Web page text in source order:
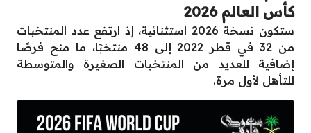
كأس العالم 2026
ستكون نسخة 2026 استثنائية، إذ ارتفع عدد المنتخبات
من 32 في قطر 2022 إلى 48 منتخبًا، ما منح فرصًا
إضافية للعديد من المنتخبات الصغيرة والمتوسطة
للتأهل لأول مرة.